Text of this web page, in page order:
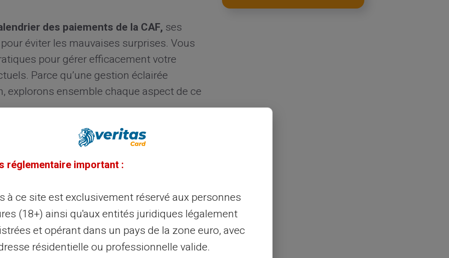
des paiements de la CAF, ses
éviter les mauvaises surprises. Vous
pour gérer efficacement votre
Parce qu’une gestion éclairée
ensemble chaque aspect de ce
paiements de la CAF
effectuer sesversements mensuels.
autour du
circonstances. Nous allons
afin que vous soyez mieux
réglementaire important :
à ce site est exclusivement réservé aux personnes
(18+) ainsi qu'aux entités juridiques légalement
et opérant dans un pays de la zone euro, avec
résidentielle ou professionnelle valide.